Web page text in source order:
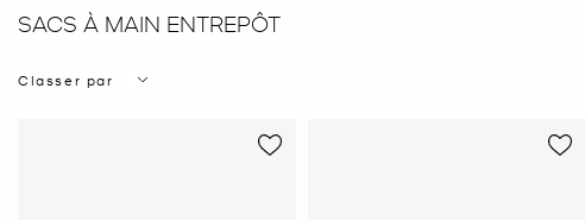
SACS À MAIN ENTREPÔT
Classer par